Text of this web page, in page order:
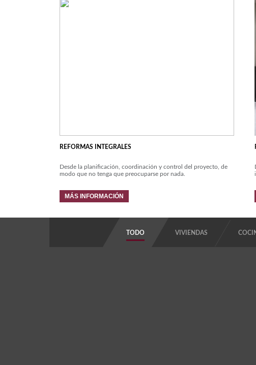
REFORMAS INTEGRALES
Desde la planificación, coordinación y control del proyecto, de
modo que no tenga que preocuparse por nada.
MÁS INFORMACIÓN
TODO VIVIENDAS